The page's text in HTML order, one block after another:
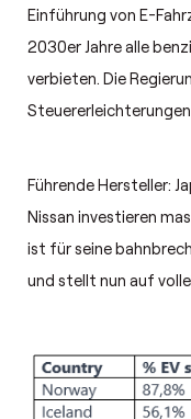
Einführung von E-
2030er Jahre alle
verbieten. Die
Führende Hersteller:
Nissan investieren
ist für seine
und stellt nun auf